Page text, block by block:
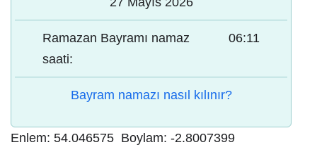
Ramazan Bayramı namaz
saati:
06:11
Bayram namazı nasıl kılınır?
Enlem: 54.046575 Boylam: -2.8007399